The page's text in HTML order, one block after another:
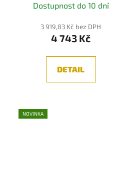
Dostupnost do 10 dní
3 919,83 Kč bez DPH
4 743 Kč
DETAIL
NOVINKA